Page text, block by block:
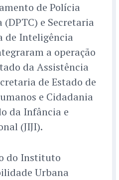
de Polícia
e Secretaria
de Inteligência
a operação
da Assistência
de Estado de
e Cidadania
da Infância e
(JIJI).
do Instituto
Urbana